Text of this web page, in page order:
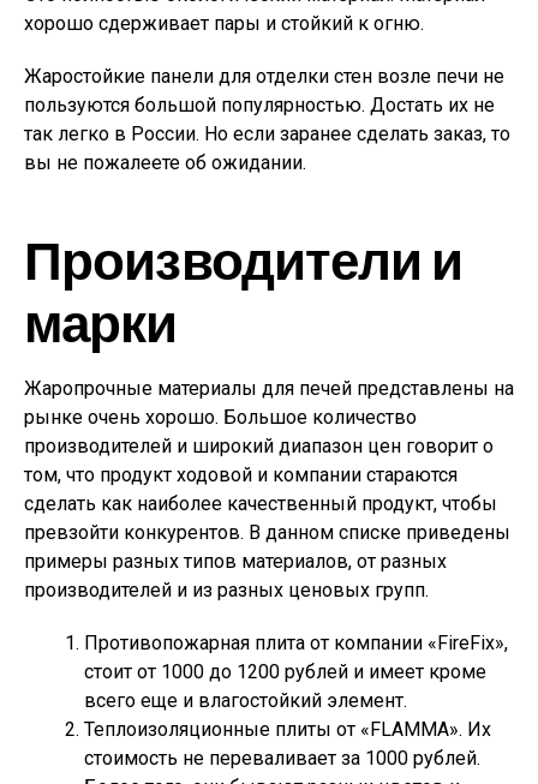
хорошо сдерживает пары и стойкий к огню.
Жаростойкие панели для отделки стен возле печи не
пользуются большой популярностью. Достать их не
так легко в России. Но если заранее сделать заказ, то
вы не пожалеете об ожидании.
Производители и
марки
Жаропрочные материалы для печей представлены на
рынке очень хорошо. Большое количество
производителей и широкий диапазон цен говорит о
том, что продукт ходовой и компании стараются
сделать как наиболее качественный продукт, чтобы
превзойти конкурентов. В данном списке приведены
примеры разных типов материалов, от разных
производителей и из разных ценовых групп.
Противопожарная плита от компании «FireFix»,
стоит от 1000 до 1200 рублей и имеет кроме
всего еще и влагостойкий элемент.
Теплоизоляционные плиты от «FLAMMA». Их
стоимость не переваливает за 1000 рублей.